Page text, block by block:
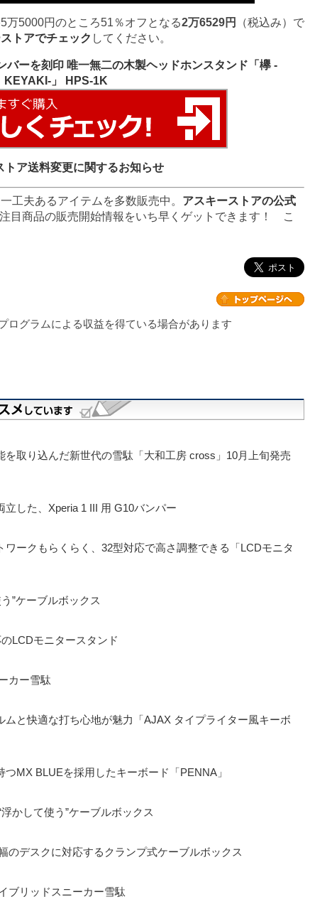
万5000円のところ51％オフとなる2万6529円
（税込み）で
トアでチェック してください。
バーを刻印 唯一無二の木製ヘッドホンスタンド「欅 -
KEYAKI-」 HPS-1K
トア送料変更に関するお知らせ
工夫あるアイテムを多数販売中。 アスキーストアの公式
目商品の販売開始情報をいち早くゲットできます！ こ
ログラムによる収益を得ている場合があります
取り込んだ新世代の雪駄「大和工房 cross」10月上旬発売
した、Xperia 1 III 用 G10バンパー
ークもらくらく、32型対応で高さ調整できる「LCDモニタ
”ケーブルボックス
LCDモニタースタンド
カー雪駄
と快適な打ち心地が魅力「AJAX タイプライター風キーボ
MX BLUEを採用したキーボード「PENNA」
かして使う”ケーブルボックス
のデスクに対応するクランプ式ケーブルボックス
ブリッドスニーカー雪駄